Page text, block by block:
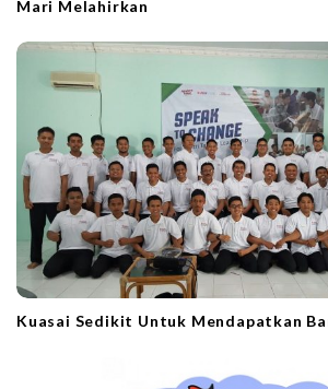
Mari Melahirkan
Kuasai Sedikit Untuk Mendapatkan